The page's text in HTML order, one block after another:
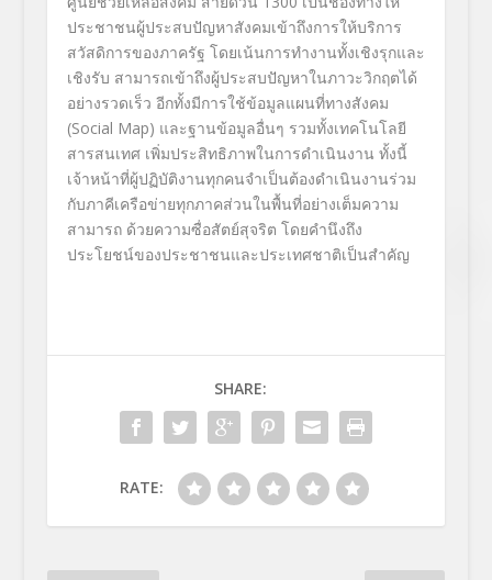
ประชาชนผู้ประสบปัญหาสังคมเข้าถึงการให้บริการ
สวัสดิการของภาครัฐ โดยเน้นการทำงานทั้งเชิงรุกและ
เชิงรับ สามารถเข้าถึงผู้ประสบปัญหาในภาวะวิกฤตได้
อย่างรวดเร็ว อีกทั้งมีการใช้ข้อมูลแผนที่ทางสังคม
(Social Map) และฐานข้อมูลอื่นๆ รวมทั้งเทคโนโลยี
สารสนเทศ เพิ่มประสิทธิภาพในการดำเนินงาน ทั้งนี้
เจ้าหน้าที่ผู้ปฏิบัติงานทุกคนจำเป็นต้องดำเนินงานร่วม
กับภาคีเครือข่ายทุกภาคส่วนในพื้นที่อย่างเต็มความ
สามารถ ด้วยความซื่อสัตย์สุจริต โดยคำนึงถึง
ประโยชน์ของประชาชนและประเทศชาติเป็นสำคัญ
SHARE:
RATE: